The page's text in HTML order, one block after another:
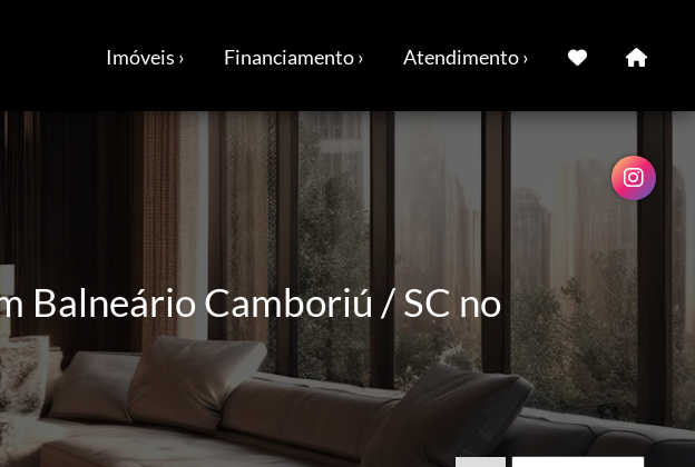
Imóveis › Financiamento › Atendimento ›
Balneário Camboriú / SC no